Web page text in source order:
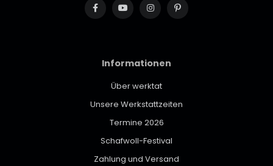
Informationen
Über werktat
Unsere Werkstattzeiten
Termine 2026
Schafwoll-Festival
Zahlung und Versand